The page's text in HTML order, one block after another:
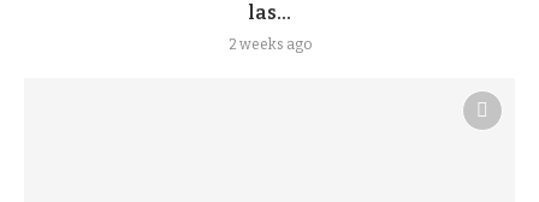
las...
2 weeks ago